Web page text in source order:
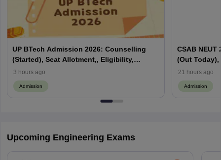
UP BTech Admission 2026: Counselling
(Started), Seat Allotment,, Eligibility,
Colleges, Cutoff
3 hours ago
Admission
CSAB
(Out
21 hours ago
Admission
Upcoming Engineering Exams